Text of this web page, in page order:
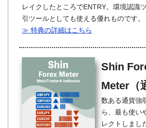
レイクしたところでENTRY。環境認識
引ツールとしても使える優れものです。
≫ 特典の詳細はこちら
Shin
Meter（
数ある通貨強
ら、最も使い
レクトしまし